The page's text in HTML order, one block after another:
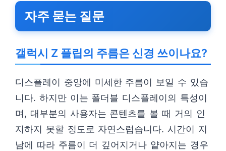
자주 묻는 질문
갤럭시 Z 플립의 주름은 신경 쓰이나요?
디스플레이 중앙에 미세한 주름이 보일 수 있습
니다. 하지만 이는 폴더블 디스플레이의 특성이
며, 대부분의 사용자는 콘텐츠를 볼 때 거의 인
지하지 못할 정도로 자연스럽습니다. 시간이 지
남에 따라 주름이 더 깊어지거나 얕아지는 경우